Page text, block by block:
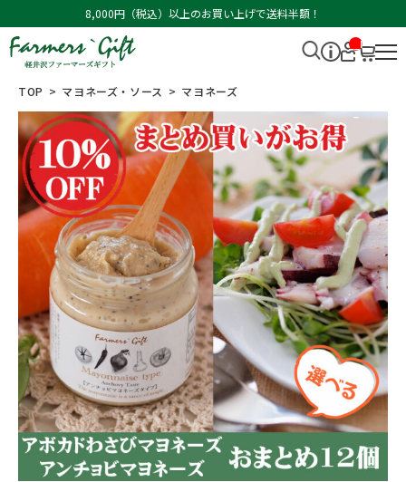
8,000円（税込）以上のお買い上げで送料半額！
__I
T
_
TOP マヨネーズ・ソース マヨネーズ